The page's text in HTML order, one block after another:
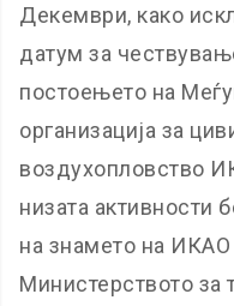
Декември, како
датум за
постоењето на
организација за
воздухопловство
низата активности
на знамето на ИКАО
Министерството за